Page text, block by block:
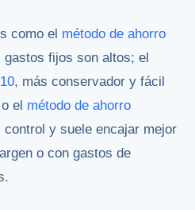
como el método de ahorro
gastos fijos son altos; el
, más conservador y fácil
el método de ahorro
control y suele encajar mejor
o con gastos de